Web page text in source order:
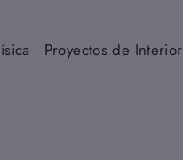
Proyectos de Interior